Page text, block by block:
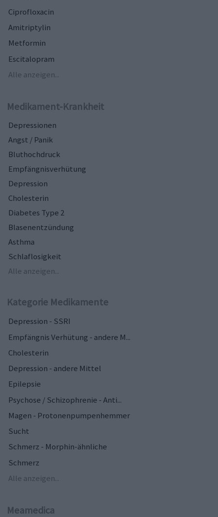
Ciprofloxacin
Amitriptylin
Metformin
Escitalopram
Alle anzeigen...
Medikament-Krankheit
Depressionen
Angst / Panik
Bluthochdruck
Empfängnisverhütung
Depression
Cholesterin
Diabetes Type 2
Blasenentzündung
Asthma
Schlaflosigkeit
Alle anzeigen...
Kategorie Medikamente
Depression - SSRI
Empfängnis Verhütung - andere M...
Cholesterin
Depression - andere Mittel
Epilepsie
Psychose / Schizophrenie - Anti...
Magen - Protonenpumpenhemmer
Sucht
Schmerz - Morphin-ähnliche
Schmerz
Alle anzeigen...
Meamedica